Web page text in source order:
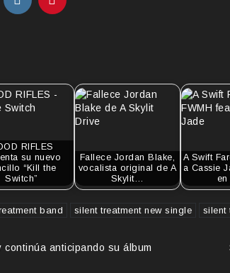
RIFLES
su nuevo
“Kill the
Switch”
Fallece Jordan Blake,
vocalista original de A
Skylit…
A Swift
a Cassie
band silent treatment new single silent
continúa anticipando su álbum